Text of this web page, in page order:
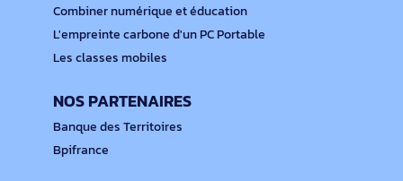
Combiner numérique et éducation
L'empreinte carbone d'un PC Portable
Les classes mobiles
NOS PARTENAIRES
Banque des Territoires
Bpifrance